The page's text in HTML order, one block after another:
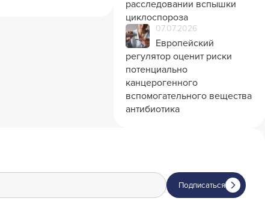
расследовании вспышки
циклоспороза
07.07.2026
Европейский
регулятор оценит риски
потенциально
канцерогенного
вспомогательного вещества
антибиотика
Подписаться